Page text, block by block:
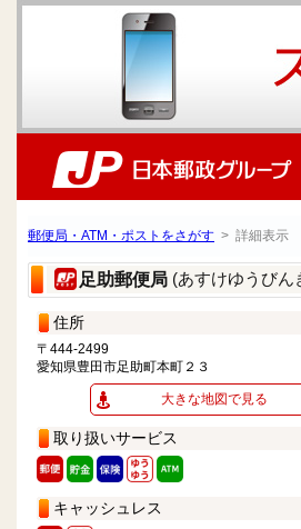
郵便局・ATM・ポストをさがす > 詳細表示
足助郵便局 (あすけゆうびん
住所
〒444-2499
愛知県豊田市足助町本町２３
大きな地図で見る
取り扱いサービス
キャッシュレス